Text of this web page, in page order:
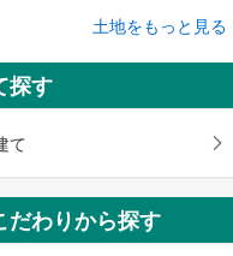
新町1丁目
土地をもっと見る
探す
て
だわりから探す